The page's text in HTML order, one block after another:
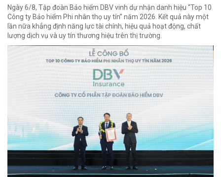
Ngày 6/8, Tập đoàn Bảo hiểm DBV vinh dự nhận danh hiệu “Top 10
Công ty Bảo hiểm Phi nhân thọ uy tín” năm 2026. Kết quả này một
lần nữa khẳng định năng lực tài chính, hiệu quả hoạt động, chất
lượng dịch vụ và uy tín thương hiệu trên thị trường.